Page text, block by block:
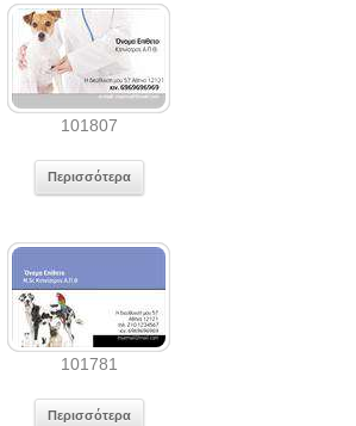
101807
Περισσότερα
101781
Περισσότερα